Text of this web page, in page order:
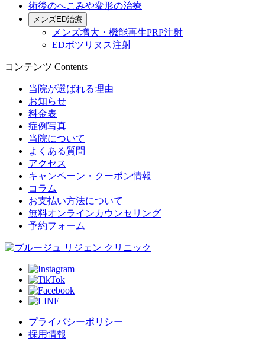
術後のへこみや変形の治療
メンズED治療
メンズ増大・機能再生PRP注射
EDボツリヌス注射
コンテンツ Contents
当院が選ばれる理由
お知らせ
料金表
症例写真
当院について
よくある質問
アクセス
キャンペーン・クーポン情報
コラム
お支払い方法について
無料オンラインカウンセリング
予約フォーム
プライバシーポリシー
採用情報